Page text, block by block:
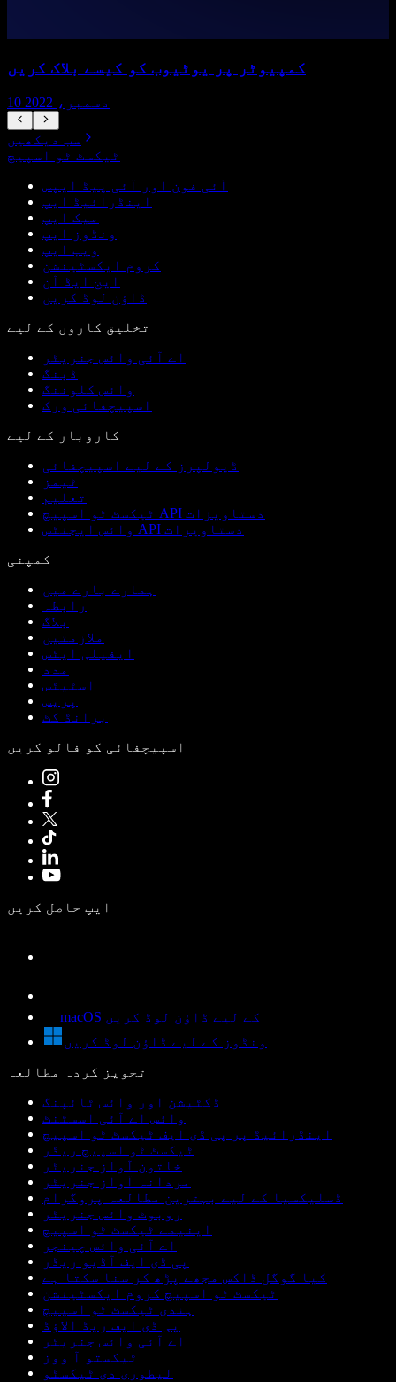
کمپیوٹر پر یوٹیوب کو کیسے بلاک کریں
10 دسمبر، 2022
سب دیکھیں
ٹیکسٹ ٹو اسپیچ
آئی فون اور آئی پیڈ ایپس
اینڈرائیڈ ایپ
میک ایپ
ونڈوز ایپ
ویب ایپ
کروم ایکسٹینشن
ایج ایڈ آن
ڈاؤن لوڈ کریں
تخلیق کاروں کے لیے
اے آئی وائس جنریٹر
ڈبنگ
وائس کلوننگ
اسپیچفائی ورک
کاروبار کے لیے
ڈیولپرز کے لیے اسپیچفائی
ٹیمز
تعلیم
ٹیکسٹ ٹو اسپیچ API دستاویزات
وائس ایجنٹس API دستاویزات
کمپنی
ہمارے بارے میں
رابطہ
بلاگ
ملازمتیں
ایفیلی ایٹس
مدد
اسٹیٹس
پریس
برانڈ کٹ
اسپیچفائی کو فالو کریں
ایپ حاصل کریں
macOS کے لیے ڈاؤن لوڈ کریں
ونڈوز کے لیے ڈاؤن لوڈ کریں
تجویز کردہ مطالعہ
ڈکٹیشن اور وائس ٹائپنگ
وائس اے آئی اسسٹنٹ
اینڈرائیڈ پر پی ڈی ایف ٹیکسٹ ٹو اسپیچ
ٹیکسٹ ٹو اسپیچ ریڈر
خاتون آواز جنریٹر
مردانہ آواز جنریٹر
ڈسلیکسیا کے لیے بہترین مطالعہ پروگرام
روبوٹ وائس جنریٹر
اینیمے ٹیکسٹ ٹو اسپیچ
اے آئی وائس چینجر
پی ڈی ایف آڈیو ریڈر
کیا گوگل ڈاکس مجھے پڑھ کر سنا سکتا ہے
ٹیکسٹ ٹو اسپیچ کروم ایکسٹینشن
ہندی ٹیکسٹ ٹو اسپیچ
پی ڈی ایف ریڈ الاؤڈ
اے آئی وائس جنریٹر
ٹیکستو آ ووز
لیطوری دی ٹیکسٹو